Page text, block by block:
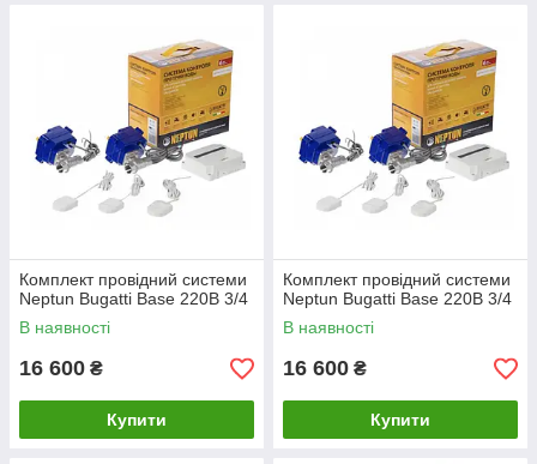
Комплект провідний системи
Neptun Bugatti Base 220B 3/4
В наявності
16 600 ₴
Купити
Комплект провідний системи
Neptun Bugatti Base 220B 3/4
В наявності
16 600 ₴
Купити